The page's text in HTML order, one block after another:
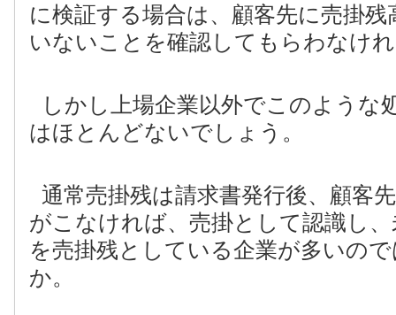
に検証する場合は、顧客先に売掛残
いないことを確認してもらわなけ
しかし上場企業以外でこのような
はほとんどないでしょう。
通常売掛残は請求書発行後、顧客
がこなければ、売掛として認識し
を売掛残としている企業が多いの
か。